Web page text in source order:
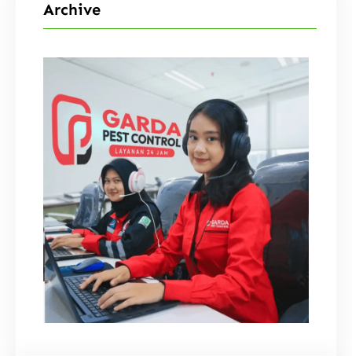
Archive